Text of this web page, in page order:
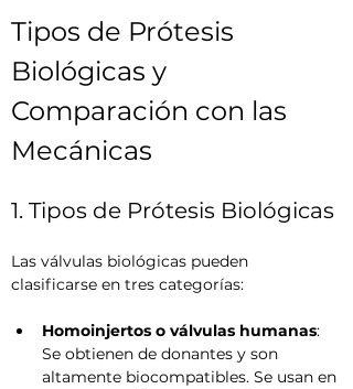
Tipos de Prótesis
Biológicas y
Comparación con las
Mecánicas
1. Tipos de Prótesis Biológicas
Las válvulas biológicas pueden
clasificarse en tres categorías:
Homoinjertos o válvulas humanas:
Se obtienen de donantes y son
altamente biocompatibles. Se usan en